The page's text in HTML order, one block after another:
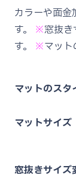
カラーや面金
す。 ※窓抜き
す。 ※マット
マットのスタ
マットサイズ
窓抜きサイズ